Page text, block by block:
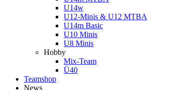
U14w
U12-Minis & U12 MTBA
U14m Basic
U10 Minis
U8 Minis
Hobby
Mix-Team
Ü40
Teamshop
News